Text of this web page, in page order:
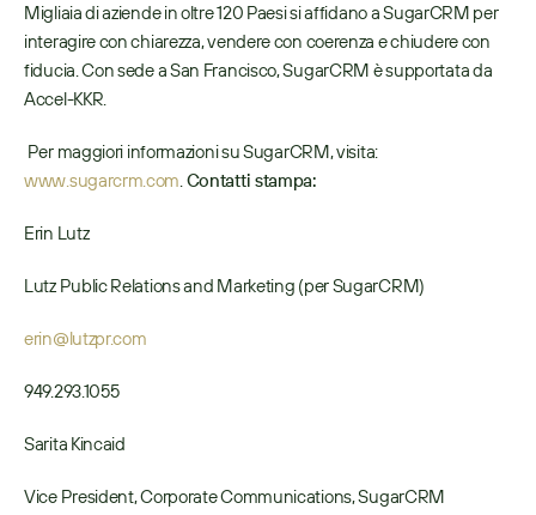
Migliaia di aziende in oltre 120 Paesi si affidano a SugarCRM per
interagire con chiarezza, vendere con coerenza e chiudere con
fiducia. Con sede a San Francisco, SugarCRM è supportata da
Accel-KKR.
Per maggiori informazioni su SugarCRM, visita:
www.sugarcrm.com. Contatti stampa:
Erin Lutz
Lutz Public Relations and Marketing (per SugarCRM)
erin@lutzpr.com
949.293.1055
Sarita Kincaid
Vice President, Corporate Communications, SugarCRM